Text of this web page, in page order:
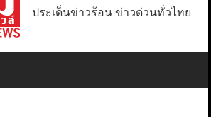
ประเด็นข่าวร้อน ข่าวด่วนทั่วไทย